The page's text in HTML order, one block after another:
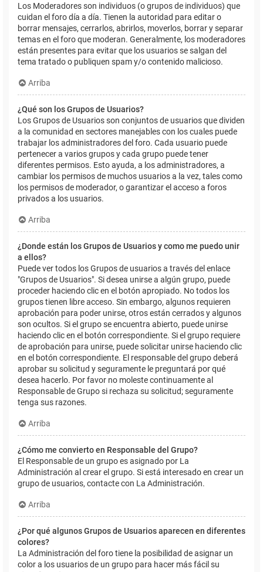
Los Moderadores son individuos (o grupos de individuos) que
cuidan el foro día a día. Tienen la autoridad para editar o
borrar mensajes, cerrarlos, abrirlos, moverlos, borrar y separar
temas en el foro que moderan. Generalmente, los moderadores
están presentes para evitar que los usuarios se salgan del
tema tratado o publiquen spam y/o contenido malicioso.
Arriba
¿Qué son los Grupos de Usuarios?
Los Grupos de Usuarios son conjuntos de usuarios que dividen
a la comunidad en sectores manejables con los cuales puede
trabajar los administradores del foro. Cada usuario puede
pertenecer a varios grupos y cada grupo puede tener
diferentes permisos. Esto ayuda, a los administradores, a
cambiar los permisos de muchos usuarios a la vez, tales como
los permisos de moderador, o garantizar el acceso a foros
privados a los usuarios.
Arriba
¿Donde están los Grupos de Usuarios y como me puedo unir
a ellos?
Puede ver todos los Grupos de usuarios a través del enlace
"Grupos de Usuarios". Si desea unirse a algún grupo, puede
proceder haciendo clic en el botón apropiado. No todos los
grupos tienen libre acceso. Sin embargo, algunos requieren
aprobación para poder unirse, otros están cerrados y algunos
son ocultos. Si el grupo se encuentra abierto, puede unirse
haciendo clic en el botón correspondiente. Si el grupo requiere
de aprobación para unirse, puede solicitar unirse haciendo clic
en el botón correspondiente. El responsable del grupo deberá
aprobar su solicitud y seguramente le preguntará por qué
desea hacerlo. Por favor no moleste continuamente al
Responsable de Grupo si rechaza su solicitud; seguramente
tenga sus razones.
Arriba
¿Cómo me convierto en Responsable del Grupo?
El Responsable de un grupo es asignado por La
Administración al crear el grupo. Si está interesado en crear un
grupo de usuarios, contacte con La Administración.
Arriba
¿Por qué algunos Grupos de Usuarios aparecen en diferentes
colores?
La Administración del foro tiene la posibilidad de asignar un
color a los usuarios de un grupo para hacer más fácil su